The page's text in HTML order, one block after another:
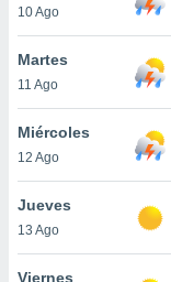
y
más
nuestra
y
de
10 Ago
Martes
11 Ago
Miércoles
12 Ago
Jueves
13 Ago
Viernes